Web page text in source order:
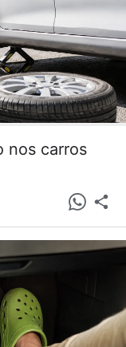
nos carros